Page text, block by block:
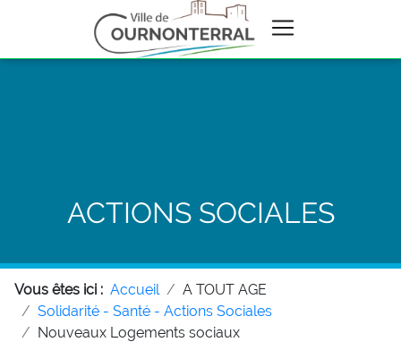
ACTIONS SOCIALES
Vous êtes ici : Accueil
A TOUT AGE
Solidarité - Santé - Actions Sociales
Nouveaux Logements sociaux